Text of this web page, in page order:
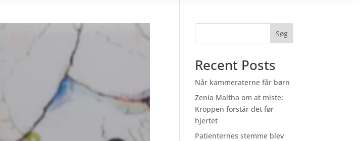
Søg
Recent Posts
Når kammeraterne får børn
Zenia Maltha om at miste: ​
Kroppen forstår det før
hjertet
Patienternes stemme blev